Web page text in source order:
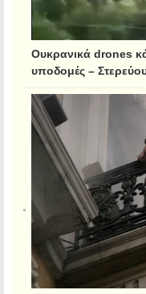
Ουκρανικά drones
υποδομές –